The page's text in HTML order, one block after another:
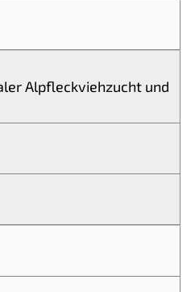
Alpfleckviehzucht und